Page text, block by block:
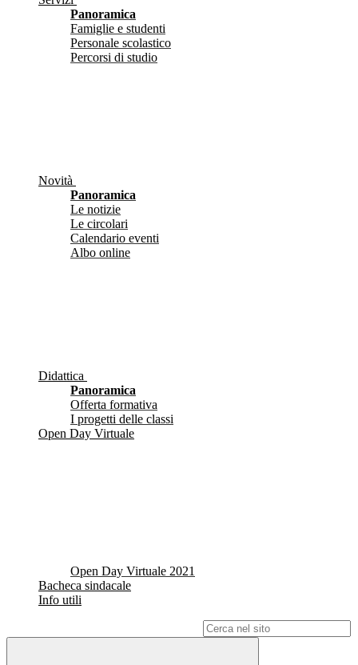
Panoramica
Famiglie e studenti
Personale scolastico
Percorsi di studio
Novità
Panoramica
Le notizie
Le circolari
Calendario eventi
Albo online
Didattica
Panoramica
Offerta formativa
I progetti delle classi
Open Day Virtuale
Open Day Virtuale 2021
Bacheca sindacale
Info utili